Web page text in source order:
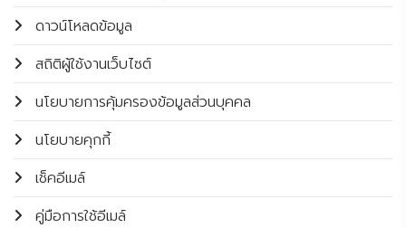
ดาวน์โหลดข้อมูล
สถิติผู้ใช้งานเว็บไซต์
นโยบายการคุ้มครองข้อมูลส่วนบุคคล
นโยบายคุกกี้
เช็คอีเมล์
คู่มือการใช้อีเมล์